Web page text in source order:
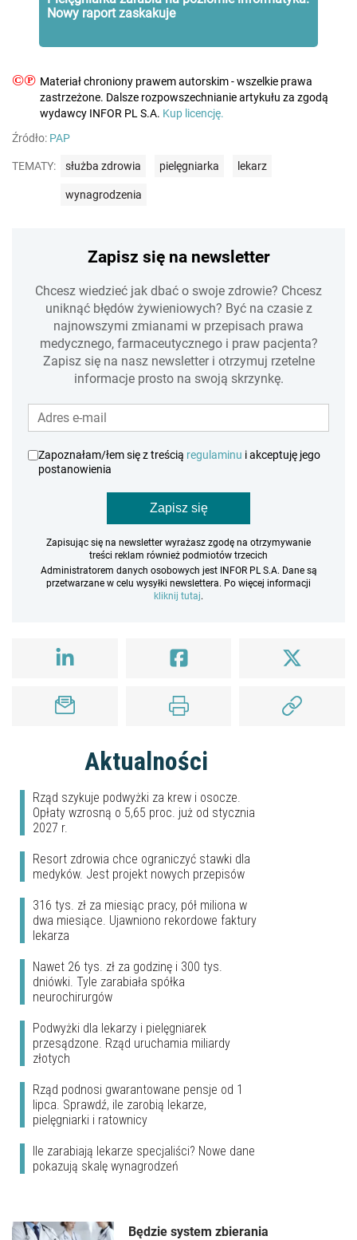
Nowy raport zaskakuje
©℗ Materiał chroniony prawem autorskim - wszelkie prawa
zastrzeżone. Dalsze rozpowszechnianie artykułu za zgodą
wydawcy INFOR PL S.A. Kup licencję.
Źródło: PAP
TEMATY: służba zdrowia pielęgniarka lekarz
wynagrodzenia
Zapisz się na newsletter
Chcesz wiedzieć jak dbać o swoje zdrowie? Chcesz
uniknąć błędów żywieniowych? Być na czasie z
najnowszymi zmianami w przepisach prawa
medycznego, farmaceutycznego i praw pacjenta?
Zapisz się na nasz newsletter i otrzymuj rzetelne
informacje prosto na swoją skrzynkę.
Zapoznałam/łem się z treścią regulaminu i akceptuję jego
postanowienia
Zapisz się
Zapisując się na newsletter wyrażasz zgodę na otrzymywanie
treści reklam również podmiotów trzecich
Administratorem danych osobowych jest INFOR PL S.A. Dane są
przetwarzane w celu wysyłki newslettera. Po więcej informacji
kliknij tutaj.
Aktualności
Rząd szykuje podwyżki za krew i osocze.
Opłaty wzrosną o 5,65 proc. już od stycznia
2027 r.
Resort zdrowia chce ograniczyć stawki dla
medyków. Jest projekt nowych przepisów
316 tys. zł za miesiąc pracy, pół miliona w
dwa miesiące. Ujawniono rekordowe faktury
lekarza
Nawet 26 tys. zł za godzinę i 300 tys.
dniówki. Tyle zarabiała spółka
neurochirurgów
Podwyżki dla lekarzy i pielęgniarek
przesądzone. Rząd uruchamia miliardy
złotych
Rząd podnosi gwarantowane pensje od 1
lipca. Sprawdź, ile zarobią lekarze,
pielęgniarki i ratownicy
Ile zarabiają lekarze specjaliści? Nowe dane
pokazują skalę wynagrodzeń
Będzie system zbierania